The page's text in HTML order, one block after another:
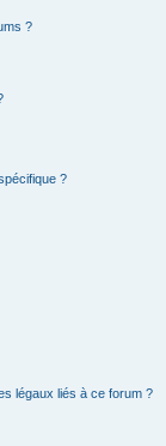
?
?
légaux liés à ce forum ?